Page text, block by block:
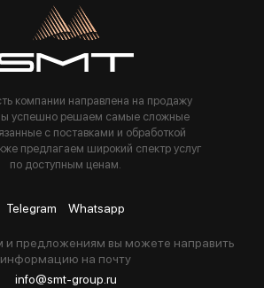
вы соглашаетесь с политикой компании
компании направлена на продажу
успешно решаем самые сложные
с поставками и обработкой
предлагаем широкий спектр услуг
по доступным ценам.
Telegram Whatsapp
и предложениям вы можете направить
информацию на почту
info@smt-group.ru